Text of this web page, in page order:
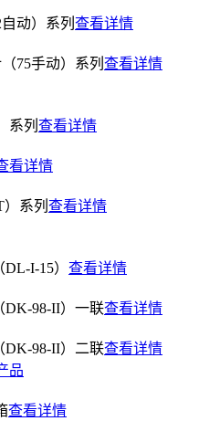
动）系列 查看详情
75手动）系列 查看详情
系列 查看详情
看详情
系列 查看详情
I-15） 查看详情
DK-98-II）一联查看详情
DK-98-II）二联查看详情
品
查看详情